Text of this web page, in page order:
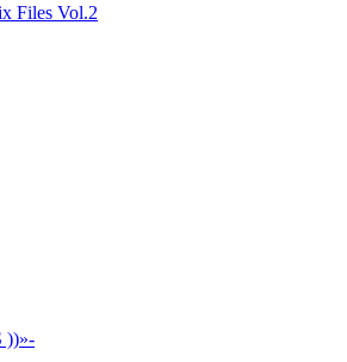
Files Vol.2
))»-